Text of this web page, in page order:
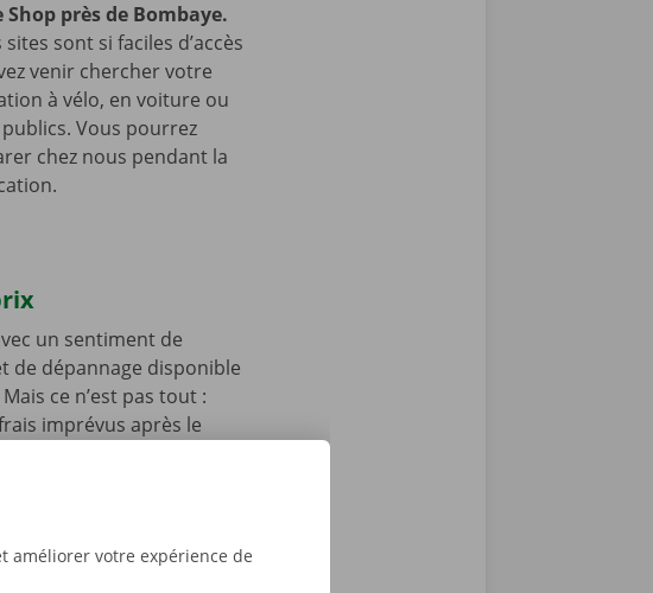
Shop près de Bombaye.
sont si faciles d’accès
venir chercher votre
à vélo, en voiture ou
Vous pourrez
chez nous pendant la
un sentiment de
de dépannage disponible
ce n’est pas tout :
imprévus après le
améliorer votre expérience de